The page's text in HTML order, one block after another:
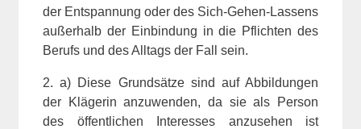
der Entspannung oder des Sich-Gehen-Lassens
außerhalb der Einbindung in die Pflichten des
Berufs und des Alltags der Fall sein.
2. a) Diese Grundsätze sind auf Abbildungen
der Klägerin anzuwenden, da sie als Person
des öffentlichen Interesses anzusehen ist